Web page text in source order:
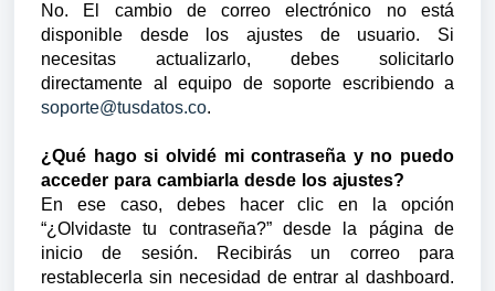
No. El cambio de correo electrónico no está
disponible desde los ajustes de usuario. Si
necesitas actualizarlo, debes solicitarlo
directamente al equipo de soporte escribiendo a
soporte@tusdatos.co.
¿Qué hago si olvidé mi contraseña y no puedo
acceder para cambiarla desde los ajustes?
En ese caso, debes hacer clic en la opción
“¿Olvidaste tu contraseña?” desde la página de
inicio de sesión. Recibirás un correo para
restablecerla sin necesidad de entrar al dashboard.